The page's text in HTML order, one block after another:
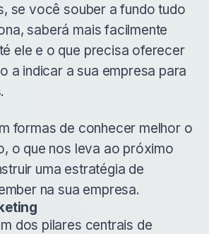
se você souber a fundo tudo
saberá mais facilmente
ele e o que precisa oferecer
a indicar a sua empresa para
formas de conhecer melhor o
o que nos leva ao próximo
uma estratégia de
na sua empresa.
dos pilares centrais de